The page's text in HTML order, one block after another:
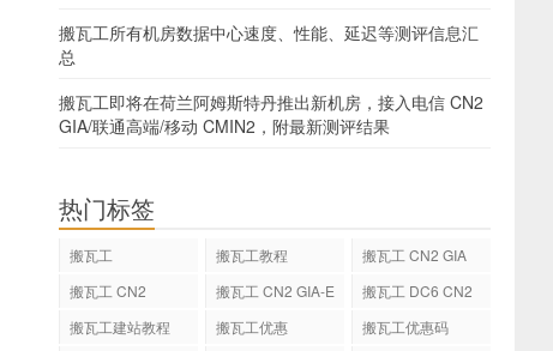
搬瓦工所有机房数据中心速度、性能、延迟等测评信息汇
总
搬瓦工即将在荷兰阿姆斯特丹推出新机房，接入电信 CN2
GIA/联通高端/移动 CMIN2，附最新测评结果
热门标签
搬瓦工 搬瓦工教程
搬瓦工 CN2 GIA
搬瓦工 CN2
搬瓦工 CN2 GIA-E
搬瓦工 DC6 CN2
搬瓦工建站教程 搬瓦工优惠
搬瓦工优惠码